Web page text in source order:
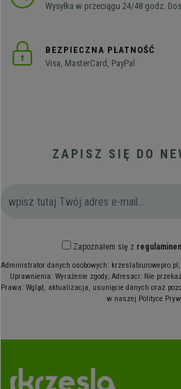
Wysyłka w przeciągu 24/48 godz.
BEZPIECZNA PŁATNOŚĆ
Visa, MasterCard, PayPal
ZAPISZ SIĘ DO
Zapoznałem się z
Administrator danych osobowych:
Uprawnienia: Wyrażenie zgody; Adresaci: Nie
Prawa: Wgląd, aktualizacja, usunięcie danych oraz
w naszej Polityce